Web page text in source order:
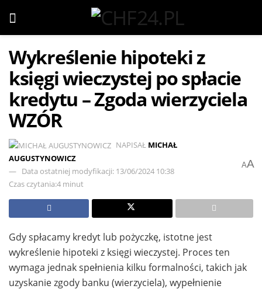
Wykreślenie hipoteki z
księgi wieczystej po spłacie
kredytu – Zgoda wierzyciela
WZÓR
NAPISAŁ MICHAŁ
AUGUSTYNOWICZ
Data ostatniej modyfikacji: 13/06/2024 10:38
Czas czytania:4 minut
AA
Gdy spłacamy kredyt lub pożyczkę, istotne jest
wykreślenie hipoteki z księgi wieczystej. Proces ten
wymaga jednak spełnienia kilku formalności, takich jak
uzyskanie zgody banku (wierzyciela), wypełnienie